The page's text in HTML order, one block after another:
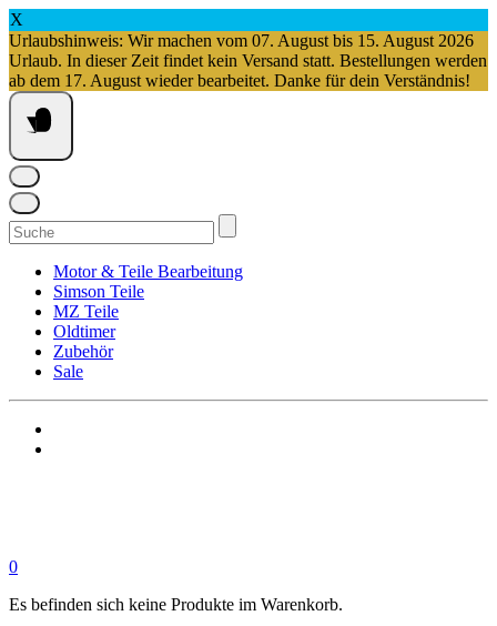
X
Urlaubshinweis: Wir machen vom 07. August bis 15. August 2026
Urlaub. In dieser Zeit findet kein Versand statt. Bestellungen werden
ab dem 17. August wieder bearbeitet. Danke für dein Verständnis!
Springe
zum
Inhalt
Suchen
nach:
Motor & Teile Bearbeitung
Simson Teile
MZ Teile
Oldtimer
Zubehör
Sale
0
Es befinden sich keine Produkte im Warenkorb.